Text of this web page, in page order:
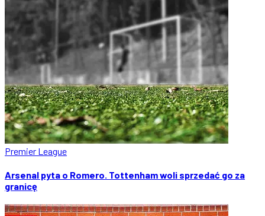
Premier League
Arsenal pyta o Romero. Tottenham woli sprzedać go za
granicę